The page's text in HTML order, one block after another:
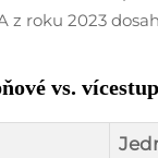
z roku 2023
vs.